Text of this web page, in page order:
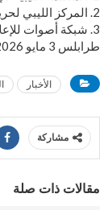
2. المركز الليبي لحرية الصحافة
3. شبكة أصوات للإعلام
طرابلس 3 مايو 2026
الأخبار
مشاركة
مقالات ذات صلة